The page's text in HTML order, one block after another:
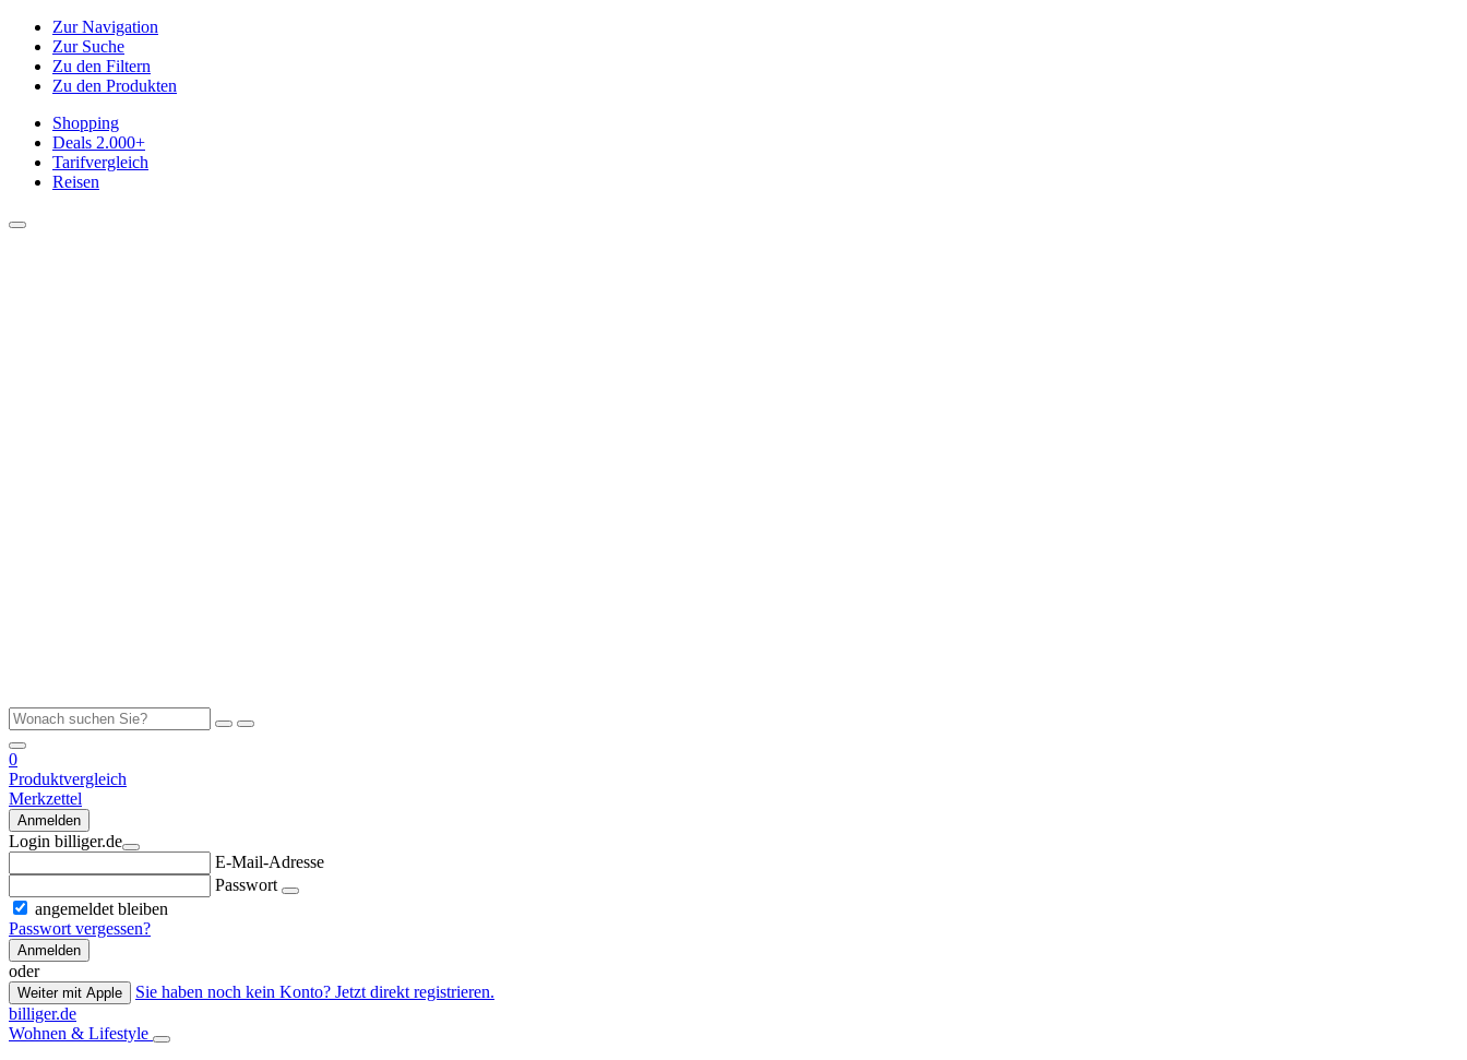
Zur Navigation
Zur Suche
Zu den Filtern
Zu den Produkten
Shopping
Deals 2.000+
Tarifvergleich
Reisen
0
Produktvergleich
Merkzettel
Anmelden
Login billiger.de
E-Mail-Adresse
Passwort
angemeldet bleiben
Passwort vergessen?
Anmelden
oder
Weiter mit Apple
Sie haben noch kein Konto? Jetzt direkt registrieren.
billiger.de
Wohnen & Lifestyle